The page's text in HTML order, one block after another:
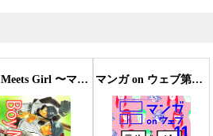
Boy Meets Girl 〜マウンドの少女〜 １巻 マンガ on ウェブ第11号